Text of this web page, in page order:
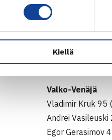
Kiellä
Tanska
Rune Winkler
Ulrik Thomsen
Soren Hess-
Kapteeni
Valko-Venäjä
Vladimir Kruk 95
Andrei
Egor Gerasimov